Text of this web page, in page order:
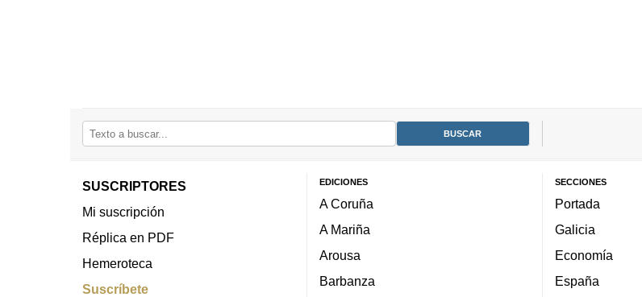
SUSCRIPTORES
Mi suscripción
Réplica en PDF
Hemeroteca
Suscríbete
EDICIONES
A Coruña
A Mariña
Arousa
Barbanza
SECCIONES
Portada
Galicia
Economía
España